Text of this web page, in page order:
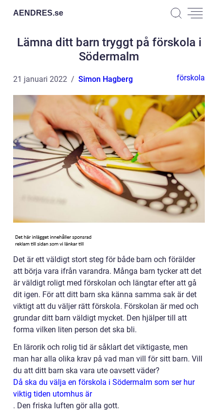
AENDRES.se
Lämna ditt barn tryggt på förskola i
Södermalm
21 januari 2022 Simon Hagberg förskola
Det är ett väldigt stort steg för både barn och förälder
att börja vara ifrån varandra. Många barn tycker att det
är väldigt roligt med förskolan och längtar efter att gå
dit igen. För att ditt barn ska känna samma sak är det
viktigt att du väljer rätt förskola. Förskolan är med och
grundar ditt barn väldigt mycket. Den hjälper till att
forma vilken liten person det ska bli.
En lärorik och rolig tid är såklart det viktigaste, men
man har alla olika krav på vad man vill för sitt barn. Vill
du att ditt barn ska vara ute oavsett väder?
Då ska du välja en förskola i Södermalm som ser hur
viktig tiden utomhus är
. Den friska luften gör alla gott.